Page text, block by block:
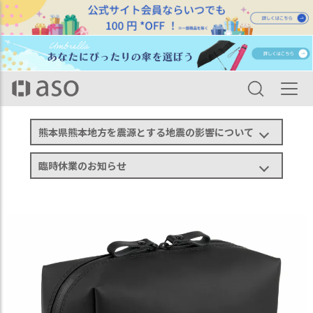
HOME カテゴリ一覧
耐水ポーチ TOFTPOUCH + MAX タフトポーチ プラス マックス tf-v283
熊本県熊本地方を震源とする地震の影響について
臨時休業のお知らせ